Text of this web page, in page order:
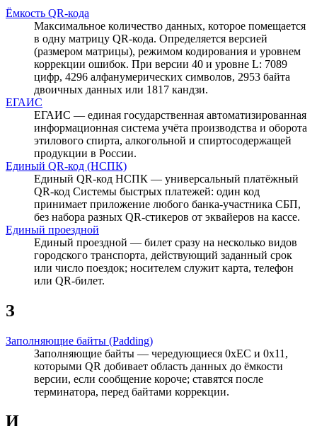
Ёмкость QR-кода
Максимальное количество данных, которое помещается
в одну матрицу QR-кода. Определяется версией
(размером матрицы), режимом кодирования и уровнем
коррекции ошибок. При версии 40 и уровне L: 7089
цифр, 4296 алфанумерических символов, 2953 байта
двоичных данных или 1817 кандзи.
ЕГАИС
ЕГАИС — единая государственная автоматизированная
информационная система учёта производства и оборота
этилового спирта, алкогольной и спиртосодержащей
продукции в России.
Единый QR-код (НСПК)
Единый QR-код НСПК — универсальный платёжный
QR-код Системы быстрых платежей: один код
принимает приложение любого банка-участника СБП,
без набора разных QR-стикеров от эквайеров на кассе.
Единый проездной
Единый проездной — билет сразу на несколько видов
городского транспорта, действующий заданный срок
или число поездок; носителем служит карта, телефон
или QR-билет.
З
Заполняющие байты (Padding)
Заполняющие байты — чередующиеся 0xEC и 0x11,
которыми QR добивает область данных до ёмкости
версии, если сообщение короче; ставятся после
терминатора, перед байтами коррекции.
И